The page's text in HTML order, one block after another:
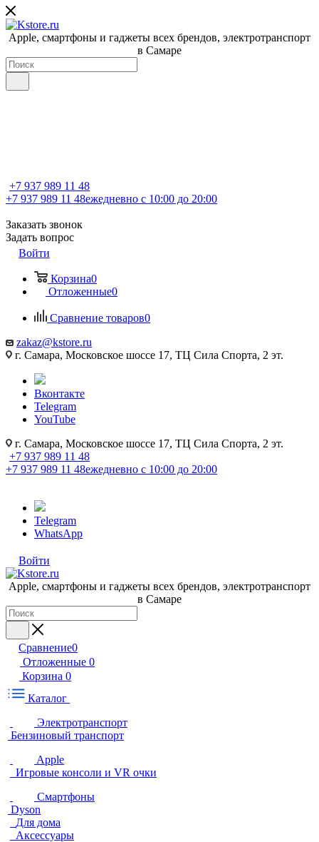
Apple, cмартфоны и гаджеты всех брендов, электротранспорт
в Самаре
+7 937 989 11 48
+7 937 989 11 48ежедневно с 10:00 до 20:00
Заказать звонок
Задать вопрос
Войти
Корзина0
Отложенные0
Сравнение товаров0
zakaz@kstore.ru
г. Самара, Московское шоссе 17, ТЦ Сила Спорта, 2 эт.
Вконтакте
Telegram
YouTube
г. Самара, Московское шоссе 17, ТЦ Сила Спорта, 2 эт.
+7 937 989 11 48
+7 937 989 11 48ежедневно с 10:00 до 20:00
Telegram
WhatsApp
Войти
Apple, cмартфоны и гаджеты всех брендов, электротранспорт
в Самаре
Сравнение0
Отложенные 0
Корзина 0
Каталог
Электротранспорт
Бензиновый транспорт
Apple
Игровые консоли и VR очки
Смартфоны
Dyson
Для дома
Аксессуары